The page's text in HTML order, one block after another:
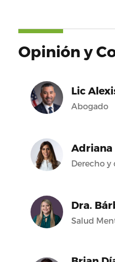
Opinión y
Lic
Abogado
Adriana
Derecho y
Dra.
Salud